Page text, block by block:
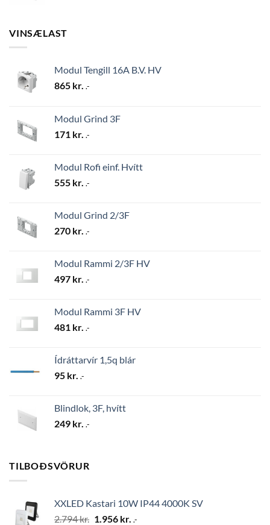
VINSÆLAST
Modul Tengill 16A B.V. HV
865 kr. .-
Modul Grind 3F
171 kr. .-
Modul Rofi einf. Hvítt
555 kr. .-
Modul Grind 2/3F
270 kr. .-
Modul Rammi 2/3F HV
497 kr. .-
Modul Rammi 3F HV
481 kr. .-
Ídráttarvír 1,5q blár
95 kr. .-
Blindlok, 3F, hvítt
249 kr. .-
TILBOÐSVÖRUR
XXLED Kastari 10W IP44 4000K SV
2.794kr. Original
1.956 kr. Current
.-